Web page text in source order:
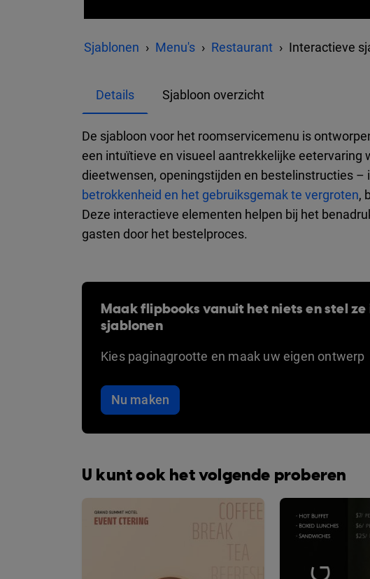
Sjablonen Menu's Restaurant Interactieve
Details Sjabloon overzicht
De sjabloon voor het roomservicemenu is
een intuïtieve en visueel aantrekkelijke
dieetwensen, openingstijden en bestelinstructies
betrokkenheid en het gebruiksgemak te vergroten,
Deze interactieve elementen helpen bij het
gasten door het bestelproces.
Maak flipbooks vanuit het niets en stel ze
sjablonen
Kies paginagrootte en maak uw eigen ontwerp
Nu maken
U kunt ook het volgende proberen